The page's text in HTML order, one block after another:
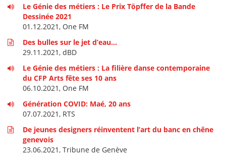
Le Génie des métiers : Le Prix Töpffer de la Bande
Dessinée 2021
01.12.2021, One FM
Des bulles sur le jet d’eau…
29.11.2021, dBD
Le Génie des métiers : La filière danse contemporaine
du CFP Arts fête ses 10 ans
06.10.2021, One FM
Génération COVID: Maé, 20 ans
07.07.2021, RTS
De jeunes designers réinventent l’art du banc en chêne
genevois
23.06.2021, Tribune de Genève